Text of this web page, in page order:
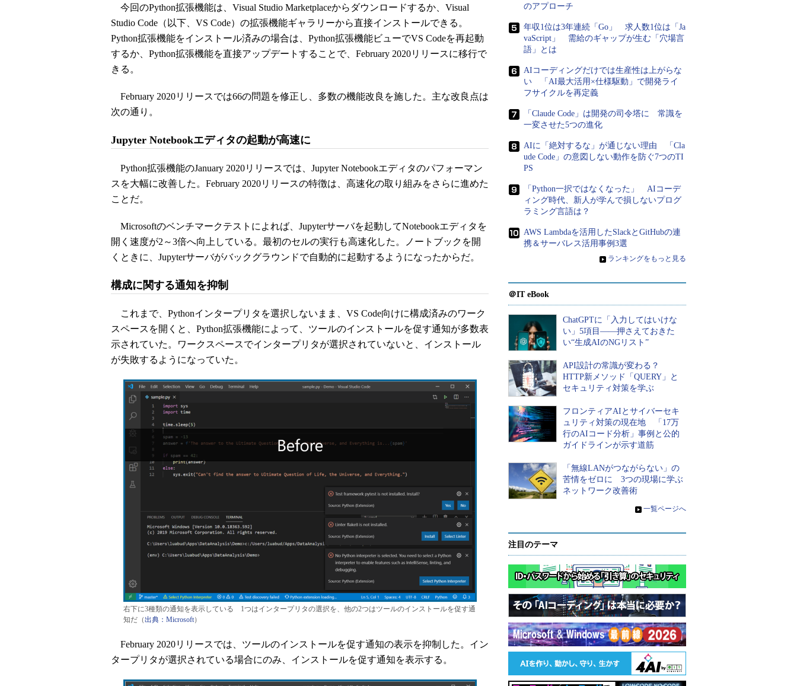
今回のPython拡張機能は、Visual Studio Marketplaceからダウンロードするか、Visual
Studio Code（以下、VS Code）の拡張機能ギャラリーから直接インストールできる。
Python拡張機能をインストール済みの場合は、Python拡張機能ビューでVS Codeを再起動
するか、Python拡張機能を直接アップデートすることで、February 2020リリースに移行で
きる。
February 2020リリースでは66の問題を修正し、多数の機能改良を施した。主な改良点は
次の通り。
Jupyter Notebookエディタの起動が高速に
Python拡張機能のJanuary 2020リリースでは、Jupyter Notebookエディタのパフォーマン
スを大幅に改善した。February 2020リリースの特徴は、高速化の取り組みをさらに進めた
ことだ。
Microsoftのベンチマークテストによれば、Jupyterサーバを起動してNotebookエディタを
開く速度が2～3倍へ向上している。最初のセルの実行も高速化した。ノートブックを開
くときに、Jupyterサーバがバックグラウンドで自動的に起動するようになったからだ。
構成に関する通知を抑制
これまで、Pythonインタープリタを選択しないまま、VS Code向けに構成済みのワーク
スペースを開くと、Python拡張機能によって、ツールのインストールを促す通知が多数表
示されていた。ワークスペースでインタープリタが選択されていないと、インストール
が失敗するようになっていた。
右下に3種類の通知を表示している 1つはインタープリタの選択を、他の2つはツールのインストールを促す通
知だ（出典：Microsoft）
February 2020リリースでは、ツールのインストールを促す通知の表示を抑制した。イン
タープリタが選択されている場合にのみ、インストールを促す通知を表示する。
のアプローチ
年収1位は3年連続「Go」 求人数1位は「Ja
vaScript」 需給のギャップが生む「穴場言
語」とは
AIコーディングだけでは生産性は上がらな
い 「AI最大活用×仕様駆動」で開発ライ
フサイクルを再定義
「Claude Code」は開発の司令塔に 常識を
一変させた5つの進化
AIに「絶対するな」が通じない理由 「Cla
ude Code」の意図しない動作を防ぐ7つのTI
PS
「Python一択ではなくなった」 AIコーデ
ィング時代、新人が学んで損しないプログ
ラミング言語は？
AWS Lambdaを活用したSlackとGitHubの連
携＆サーバレス活用事例3選
» ランキングをもっと見る
＠IT eBook
ChatGPTに「入力してはいけな
い」5項目――押さえておきた
い“生成AIのNGリスト”
API設計の常識が変わる？
HTTP新メソッド「QUERY」と
セキュリティ対策を学ぶ
フロンティアAIとサイバーセキ
ュリティ対策の現在地 「17万
行のAIコード分析」事例と公的
ガイドラインが示す道筋
「無線LANがつながらない」の
苦情をゼロに 3つの現場に学ぶ
ネットワーク改善術
» 一覧ページへ
注目のテーマ